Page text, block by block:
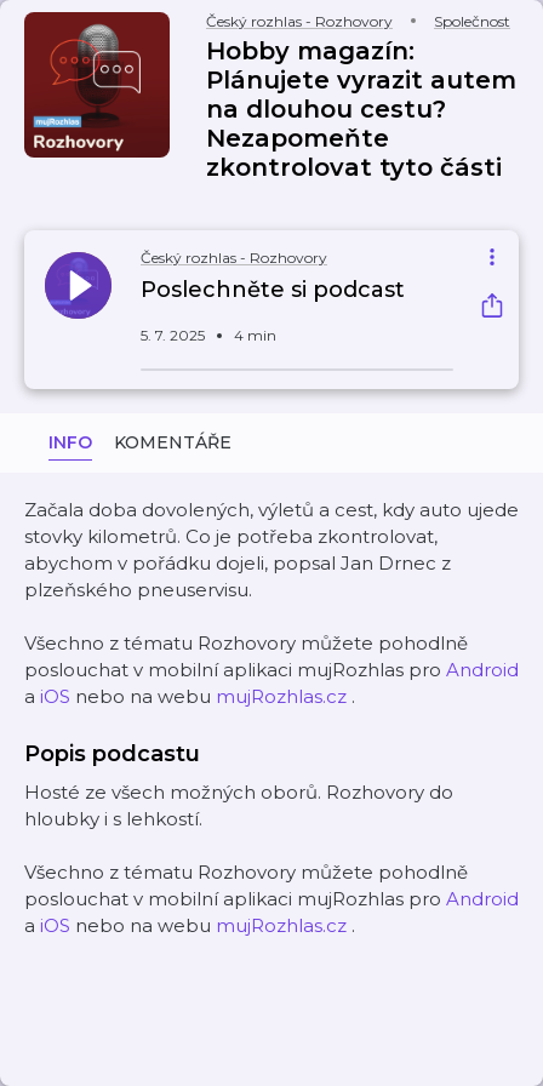
Český rozhlas - Rozhovory Společnost
Hobby magazín:
Plánujete vyrazit autem
na dlouhou cestu?
Nezapomeňte
zkontrolovat tyto části
Český rozhlas - Rozhovory
Poslechněte si podcast
5. 7. 2025 4 min
INFO KOMENTÁŘE
Začala doba dovolených, výletů a cest, kdy auto ujede
stovky kilometrů. Co je potřeba zkontrolovat,
abychom v pořádku dojeli, popsal Jan Drnec z
plzeňského pneuservisu.
Všechno z tématu Rozhovory můžete pohodlně
poslouchat v mobilní aplikaci mujRozhlas pro Android
a iOS nebo na webu mujRozhlas.cz .
Popis podcastu
Hosté ze všech možných oborů. Rozhovory do
hloubky i s lehkostí.
Všechno z tématu Rozhovory můžete pohodlně
poslouchat v mobilní aplikaci mujRozhlas pro Android
a iOS nebo na webu mujRozhlas.cz .